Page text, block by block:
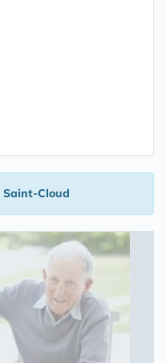
Saint-Cloud